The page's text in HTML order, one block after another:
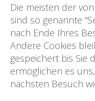
Die meisten der
sind so genannte
nach Ende Ihres
Andere Cookies
gespeichert bis Sie
ermöglichen es
nächsten Besuch